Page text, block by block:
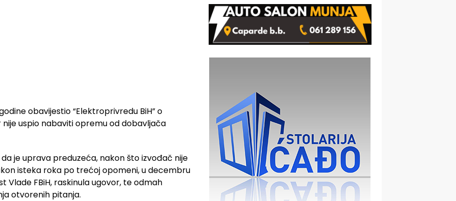
obavijestio “Elektroprivredu BiH” o
uspio nabaviti opremu od dobavljača
je uprava preduzeća, nakon što izvođač nije
isteka roka po trećoj opomeni, u decembru
Vlade FBiH, raskinula ugovor, te odmah
otvorenih pitanja.
FBiH: Ustrajni da je
stečaj jedino rješenje